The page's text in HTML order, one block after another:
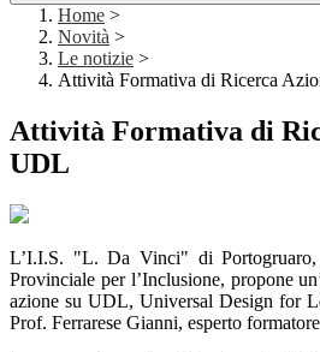
Home >
Novità >
Le notizie >
Attività Formativa di Ricerca
Attività Formativa di
UDL
L’I.I.S. "L. Da Vinci" di
Provinciale per l’Inclusione, propone
azione su UDL, Universal Design for
Prof. Ferrarese Gianni, esperto